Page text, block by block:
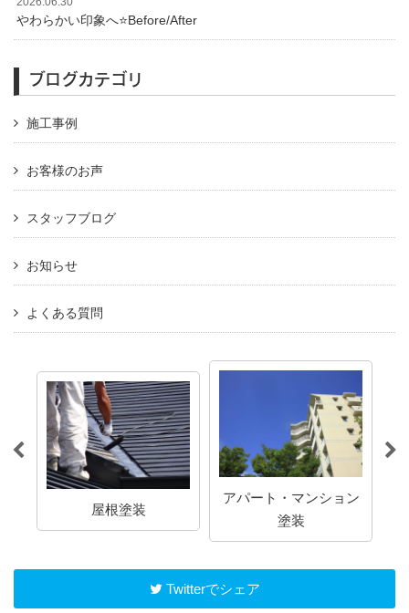
やわらかい印象へ⭐️Before/After
ブログカテゴリ
施工事例
お客様のお声
スタッフブログ
お知らせ
よくある質問
屋根塗装
アパート・マンション
塗装
Twitterでシェア